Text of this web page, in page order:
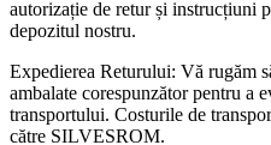
autorizație de retur și instrucțiuni
depozitul nostru.
Expedierea Returului: Vă rugăm
ambalate corespunzător pentru a
transportului. Costurile de
către SILVESROM.